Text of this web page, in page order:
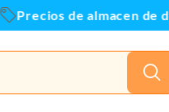
Precios de almacen de